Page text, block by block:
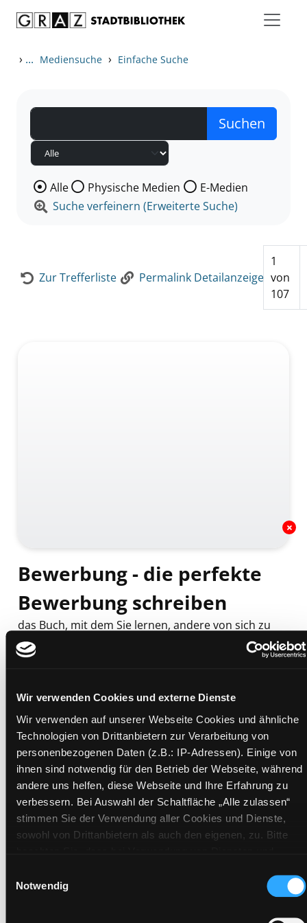
Wir verwenden Cookies und externe Dienste
Wir verwenden auf unserer Webseite Cookies und ähnliche
Technologien von Drittanbietern zur Verarbeitung von
personenbezogenen Daten (z.B.: IP-Adressen). Einige von
ihnen sind notwendig für den Betrieb der Webseite, während
andere uns helfen, diese Webseite und Ihre Erfahrung zu
verbessern. Bei Auswahl der Schaltfläche „Alle zulassen“
stimmen Sie der Verwendung aller Cookies und Dienste,
sowohl von Drittanbietern als auch den eigenen, zu. Bitte
unsicheren Drittländern (Länder außerhalb des EWR ohne
adäquates Datenschutzniveau) stattfinden kann. In diesem
Zusammenhang können aktuell Risiken für Betroffene nicht
Notwendig
› ... Mediensuche › Einfache Suche
Wählen Sie die Medienart nach der Sie suchen wollen.
Alle Physische Medien
E-Medien
Suche verfeinern (Erweiterte Suche)
Zur Trefferliste Permalink Detailanzeige
1
von
107
Bewerbung - die perfekte
Bewerbung schreiben
das Buch, mit dem Sie lernen, andere von sich zu
überzeugen, um Ihren Traumjob zu ergattern (mit
exklusiven Vorlagen für Anschreiben & Lebenslauf)
Verfasser: Suche nach diesem Verfasser
Fluss, Joseph (Verfasser)
Beschreibung ein-/ausblenden
Mehr Informationen ein-/ausblenden
Exemplare
Standort 2: